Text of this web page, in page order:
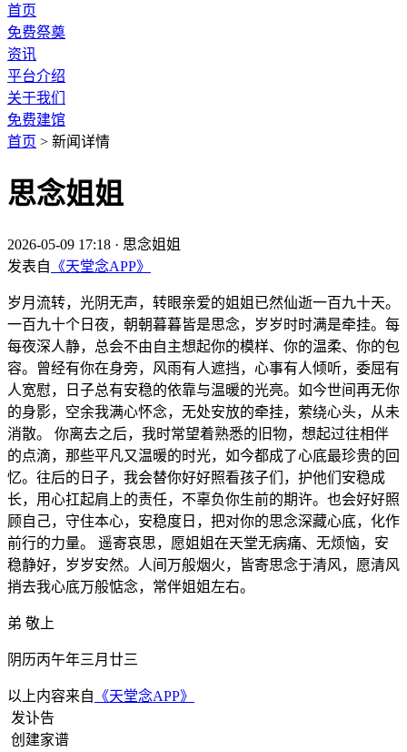
首页
免费祭奠
资讯
平台介绍
关于我们
免费建馆
首页 > 新闻详情
思念姐姐
2026-05-09 17:18 · 思念姐姐
发表自 《天堂念APP》
岁月流转，光阴无声，转眼亲爱的姐姐已然仙逝一百九十天。
一百九十个日夜，朝朝暮暮皆是思念，岁岁时时满是牵挂。每
每夜深人静，总会不由自主想起你的模样、你的温柔、你的包
容。曾经有你在身旁，风雨有人遮挡，心事有人倾听，委屈有
人宽慰，日子总有安稳的依靠与温暖的光亮。如今世间再无你
的身影，空余我满心怀念，无处安放的牵挂，萦绕心头，从未
消散。 你离去之后，我时常望着熟悉的旧物，想起过往相伴
的点滴，那些平凡又温暖的时光，如今都成了心底最珍贵的回
忆。往后的日子，我会替你好好照看孩子们，护他们安稳成
长，用心扛起肩上的责任，不辜负你生前的期许。也会好好照
顾自己，守住本心，安稳度日，把对你的思念深藏心底，化作
前行的力量。 遥寄哀思，愿姐姐在天堂无病痛、无烦恼，安
稳静好，岁岁安然。人间万般烟火，皆寄思念于清风，愿清风
捎去我心底万般惦念，常伴姐姐左右。
弟 敬上
阴历丙午年三月廿三
以上内容来自 《天堂念APP》
发讣告
创建家谱